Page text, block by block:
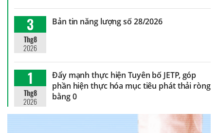
3
Thg8
2026
Bản tin năng lượng số 28/2026
1
Thg8
2026
Đẩy mạnh thực hiện Tuyên bố JETP, góp
phần hiện thực hóa mục tiêu phát thải ròng
bằng 0